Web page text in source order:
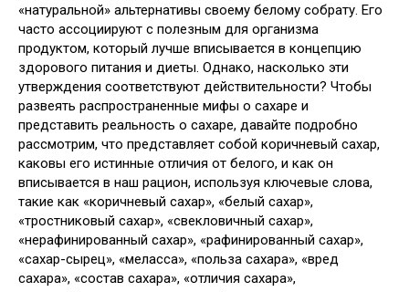
«натуральной» альтернативы своему белому собрату. Его
часто ассоциируют с полезным для организма
продуктом, который лучше вписывается в концепцию
здорового питания и диеты. Однако, насколько эти
утверждения соответствуют действительности? Чтобы
развеять распространенные мифы о сахаре и
представить реальность о сахаре, давайте подробно
рассмотрим, что представляет собой коричневый сахар,
каковы его истинные отличия от белого, и как он
вписывается в наш рацион, используя ключевые слова,
такие как «коричневый сахар», «белый сахар»,
«тростниковый сахар», «свекловичный сахар»,
«нерафинированный сахар», «рафинированный сахар»,
«сахар-сырец», «меласса», «польза сахара», «вред
сахара», «состав сахара», «отличия сахара»,